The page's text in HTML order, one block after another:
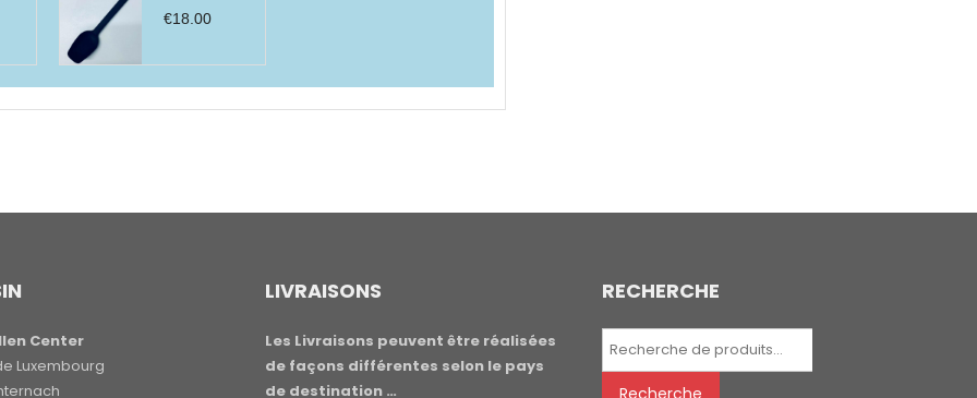
€18.00
Center
Luxembourg
LIVRAISONS
Les Livraisons peuvent être réalisées
de façons différentes selon le pays
de destination …
RECHERCHE
Recherche
Recherche